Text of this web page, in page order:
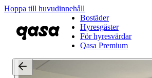
Hoppa till huvudinnehåll
Bostäder
Hyresgäster
För hyresvärdar
Qasa Premium